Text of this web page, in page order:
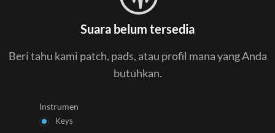
Suara belum tersedia
Beri tahu kami patch, pads, atau profil mana yang Anda
butuhkan.
Instrumen
Keys